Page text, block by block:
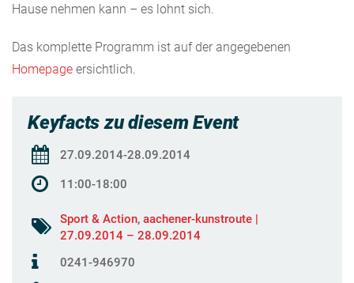
Hause nehmen kann – es lohnt sich.
Das komplette Programm ist auf der angegebenen
Homepage ersichtlich.
Keyfacts zu diesem Event
27.09.2014-28.09.2014
11:00-18:00
Sport & Action, aachener-kunstroute |
27.09.2014 – 28.09.2014
0241-946970